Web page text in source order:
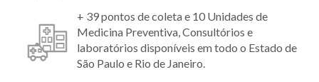
+ 39 pontos de coleta e 10 Unidades de
Medicina Preventiva, Consultórios e
laboratórios disponíveis em todo o Estado de
São Paulo e Rio de Janeiro.